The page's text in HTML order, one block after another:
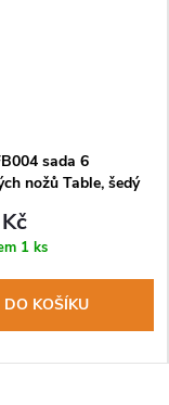
sada 6
nožů Table, šedý
1 ks
DO KOŠÍKU